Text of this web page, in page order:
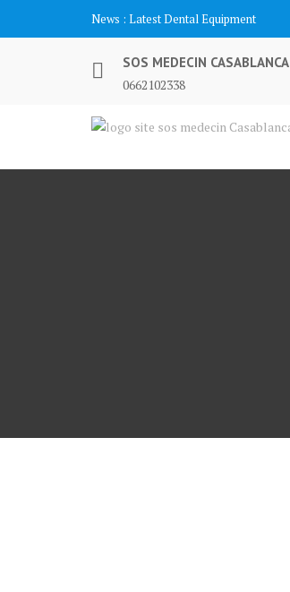
News : Latest Dental Equipment
SOS MEDECIN CASABLANCA
0662102338